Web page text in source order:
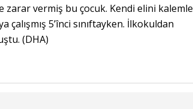
vermiş bu çocuk. Kendi elini kalemle
çalışmış 5’înci sınıftayken. İlkokuldan
(DHA)